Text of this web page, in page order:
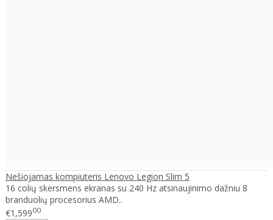
Nešiojamas kompiuteris Lenovo Legion Slim 5
16 colių skersmens ekranas su 240 Hz atsinaujinimo dažniu 8
branduolių procesorius AMD..
€1,59900